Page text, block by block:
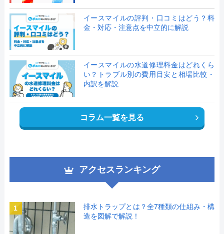
イースマイルの評判・口コミはどう？料
金・対応・注意点を中立的に解説
イースマイルの水道修理料金はどれくら
い？トラブル別の費用目安と相場比較・
内訳を解説
コラム一覧を見る
アクセスランキング
1
排水トラップとは？全7種類の仕組み・構
造を図解で解説！